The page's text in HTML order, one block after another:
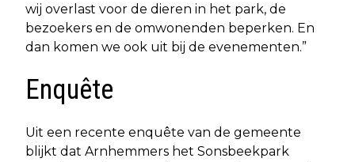
wij overlast voor de dieren in het park, de
bezoekers en de omwonenden beperken. En
dan komen we ook uit bij de evenementen.”
Enquête
Uit een recente enquête van de gemeente
blijkt dat Arnhemmers het Sonsbeekpark